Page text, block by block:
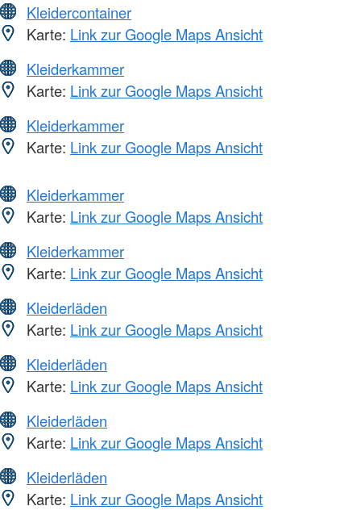
Kleidercontainer
Karte: Link zur Google Maps Ansicht
Kleiderkammer
Karte: Link zur Google Maps Ansicht
Kleiderkammer
Karte: Link zur Google Maps Ansicht
Kleiderkammer
Karte: Link zur Google Maps Ansicht
Kleiderkammer
Karte: Link zur Google Maps Ansicht
Kleiderläden
Karte: Link zur Google Maps Ansicht
Kleiderläden
Karte: Link zur Google Maps Ansicht
Kleiderläden
Karte: Link zur Google Maps Ansicht
Kleiderläden
Karte: Link zur Google Maps Ansicht